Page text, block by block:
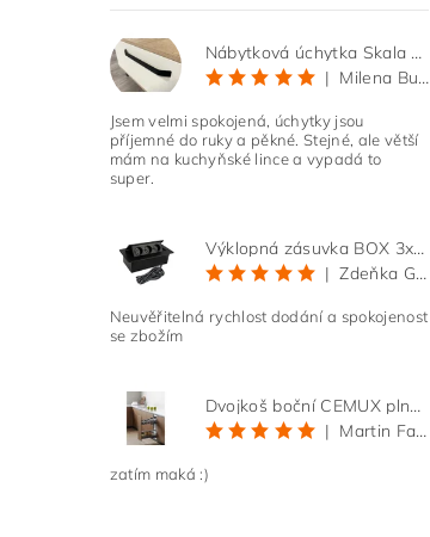
Nábytková úchytka Skala černá matná
|
Milena Bučková
Jsem velmi spokojená, úchytky jsou
příjemné do ruky a pěkné. Stejné, ale větší
mám na kuchyňské lince a vypadá to
super.
Výklopná zásuvka BOX 3x 230V s 3m kabelem - černá
|
Zdeňka Gold
Neuvěřitelná rychlost dodání a spokojenost
se zbožím
Dvojkoš boční CEMUX plné dno 3D, s tlumením antracit 200 mm
|
Martin Faltus
zatím maká :)